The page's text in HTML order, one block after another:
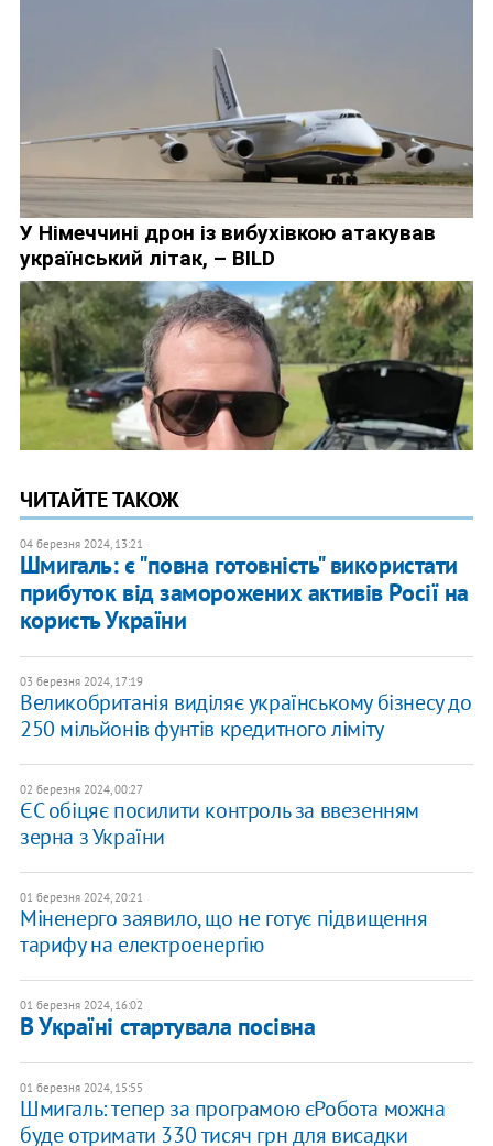
ЧИТАЙТЕ ТАКОЖ
04 березня 2024, 13:21
Шмигаль: є "повна готовність" використати
прибуток від заморожених активів Росії на
користь України
03 березня 2024, 17:19
​Великобританія виділяє українському бізнесу до
250 мільйонів фунтів кредитного ліміту
02 березня 2024, 00:27
ЄС обіцяє посилити контроль за ввезенням
зерна з України
01 березня 2024, 20:21
Міненерго заявило, що не готує підвищення
тарифу на електроенергію
01 березня 2024, 16:02
В Україні стартувала посівна
01 березня 2024, 15:55
Шмигаль: тепер за програмою єРобота можна
буде отримати 330 тисяч грн для висадки